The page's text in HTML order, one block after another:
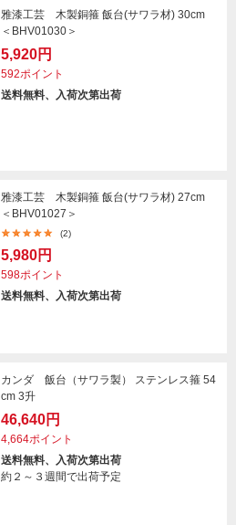
雅漆工芸 木製銅箍 飯台(サワラ材) 30cm
＜BHV01030＞
5,920円
592ポイント
送料無料、入荷次第出荷
雅漆工芸 木製銅箍 飯台(サワラ材) 27cm
＜BHV01027＞
(2)
5,980円
598ポイント
送料無料、入荷次第出荷
カンダ 飯台（サワラ製） ステンレス箍 54
cm 3升
46,640円
4,664ポイント
送料無料、入荷次第出荷
約２～３週間で出荷予定